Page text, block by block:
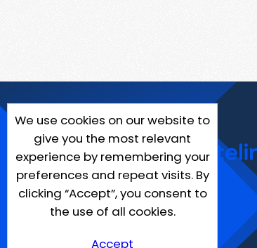
We use cookies on our website to
give you the most relevant
experience by remembering your
preferences and repeat visits. By
clicking “Accept”, you consent to
the use of all cookies.
Accept